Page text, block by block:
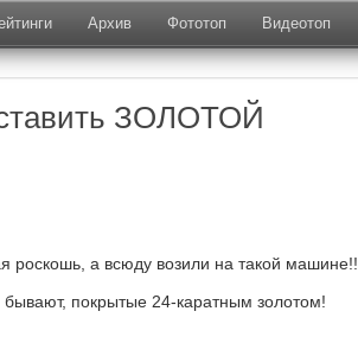
Архив Фототоп Видеотоп
ЗОЛОТОЙ
роскошь, а всюду возили на такой машине!!
покрытые 24-каратным золотом!